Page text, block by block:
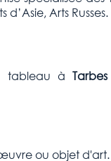
Arts Russes.
tableau à
ou objet d'art.